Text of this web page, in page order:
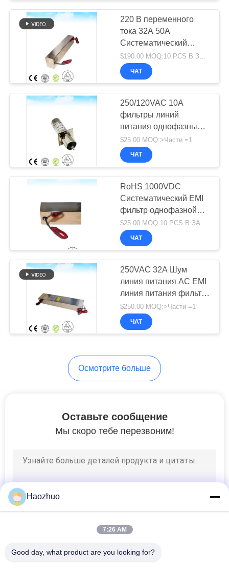
220 В переменного
тока 32A 50A
Систематический
фильтр
электропитания EMI
для экранированной
камеры
ЧАТ
250/120VAC 10A
фильтры линий
питания однофазные
электромагнитные
интерференции
фильтры рф
помещение
$25.00 MOQ:>Части =1
ЧАТ
RoHS 1000VDC
Систематический EMI
фильтр однофазной
линии
электропередачи
$25.00 MOQ:10 PCS В ЗАКАЗ
ЧАТ
250VAC 32A Шум
линия питания AC EMI
линия питания фильтр
Emc Rfi Электрический
до 40 ГГц
$250.00 MOQ:>Части =1
ЧАТ
Осмотрите больше
Оставьте сообщение
Мы скоро тебе перезвоним!
Haozhuo
7:26 AM
Good day, what product are you looking for?